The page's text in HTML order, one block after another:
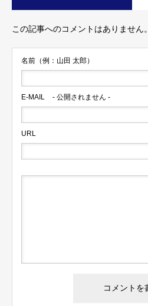
この記事へのコメントはありません。
名前（例：山田 太郎）
E-MAIL - 公開されません -
URL